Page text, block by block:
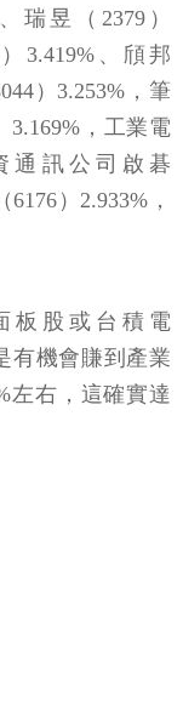
瑞昱（2379）
3.419%、頎邦
）3.253%，筆
3.169%，工業電
通訊公司啟碁
）2.933%，
板股或台積電
有機會賺到產業
左右，這確實達